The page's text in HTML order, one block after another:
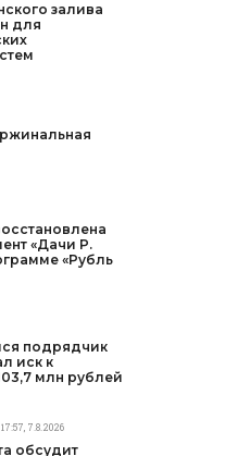
залива
для
«Дачи Р.
«Рубль
подрядчик
иск к
млн рублей
17:57, 7.8.2026
обсудит